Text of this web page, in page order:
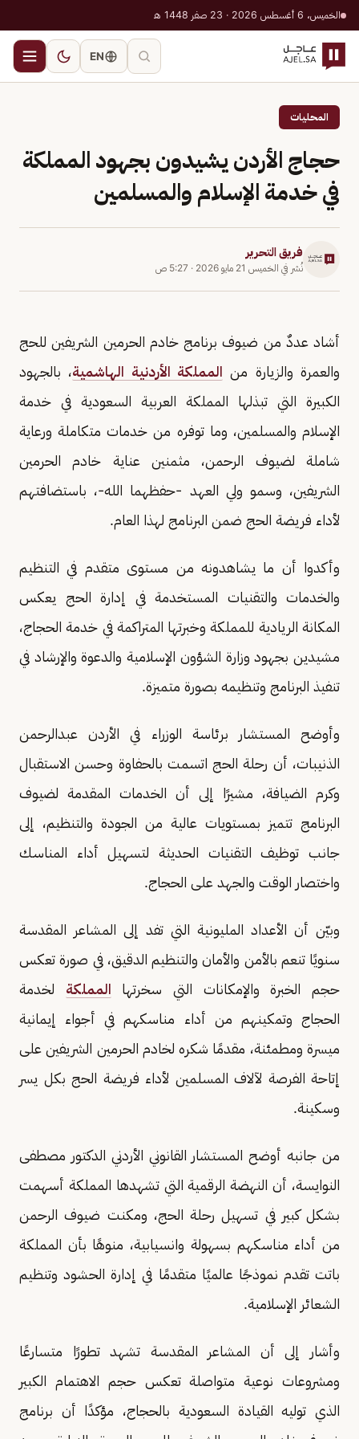
الخميس، 6 أغسطس 2026 · 23 صفر 1448 هـ
EN
المحليات
حجاج الأردن يشيدون بجهود المملكة
في خدمة الإسلام والمسلمين
فريق التحرير
نُشر في الخميس 21 مايو 2026 · 5:27 ص
أشاد عددٌ من ضيوف برنامج خادم الحرمين الشريفين للحج
والعمرة والزيارة من المملكة الأردنية الهاشمية، بالجهود
الكبيرة التي تبذلها المملكة العربية السعودية في خدمة
الإسلام والمسلمين، وما توفره من خدمات متكاملة ورعاية
شاملة لضيوف الرحمن، مثمنين عناية خادم الحرمين
الشريفين، وسمو ولي العهد -حفظهما الله-، باستضافتهم
لأداء فريضة الحج ضمن البرنامج لهذا العام.
وأكدوا أن ما يشاهدونه من مستوى متقدم في التنظيم
والخدمات والتقنيات المستخدمة في إدارة الحج يعكس
المكانة الريادية للمملكة وخبرتها المتراكمة في خدمة الحجاج،
مشيدين بجهود وزارة الشؤون الإسلامية والدعوة والإرشاد في
تنفيذ البرنامج وتنظيمه بصورة متميزة.
وأوضح المستشار برئاسة الوزراء في الأردن عبدالرحمن
الذنيبات، أن رحلة الحج اتسمت بالحفاوة وحسن الاستقبال
وكرم الضيافة، مشيرًا إلى أن الخدمات المقدمة لضيوف
البرنامج تتميز بمستويات عالية من الجودة والتنظيم، إلى
جانب توظيف التقنيات الحديثة لتسهيل أداء المناسك
واختصار الوقت والجهد على الحجاج.
وبيّن أن الأعداد المليونية التي تفد إلى المشاعر المقدسة
سنويًا تنعم بالأمن والأمان والتنظيم الدقيق، في صورة تعكس
حجم الخبرة والإمكانات التي سخرتها المملكة لخدمة
الحجاج وتمكينهم من أداء مناسكهم في أجواء إيمانية
ميسرة ومطمئنة، مقدمًا شكره لخادم الحرمين الشريفين على
إتاحة الفرصة لآلاف المسلمين لأداء فريضة الحج بكل يسر
وسكينة.
من جانبه أوضح المستشار القانوني الأردني الدكتور مصطفى
النوايسة، أن النهضة الرقمية التي تشهدها المملكة أسهمت
بشكل كبير في تسهيل رحلة الحج، ومكنت ضيوف الرحمن
من أداء مناسكهم بسهولة وانسيابية، منوهًا بأن المملكة
باتت تقدم نموذجًا عالميًا متقدمًا في إدارة الحشود وتنظيم
الشعائر الإسلامية.
وأشار إلى أن المشاعر المقدسة تشهد تطورًا متسارعًا
ومشروعات نوعية متواصلة تعكس حجم الاهتمام الكبير
الذي توليه القيادة السعودية بالحجاج، مؤكدًا أن برنامج